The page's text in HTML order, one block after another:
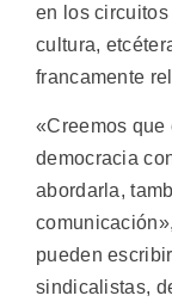
en los
cultura,
francamente
«Creemos que
democracia
abordarla,
pueden
sindicalistas,